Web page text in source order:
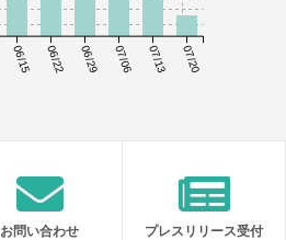
06/15 06/22 06/29 07/06 07/13 07/20
お問い合わせ プレスリリース受付